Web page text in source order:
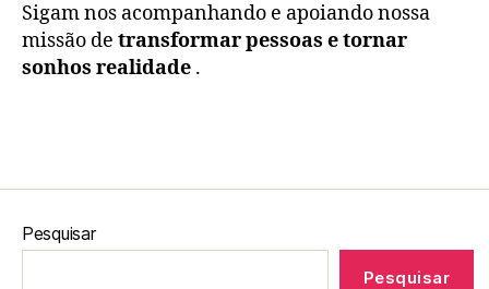
Sigam nos acompanhando e apoiando nossa
missão de transformar pessoas e tornar
sonhos realidade .
Pesquisar
Pesquisar